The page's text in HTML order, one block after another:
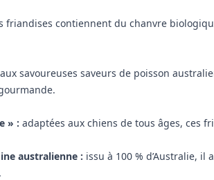
friandises contiennent du chanvre
aux savoureuses saveurs de poisson
» : adaptées aux chiens de tous âges, ces
australienne : issu à 100 % d’Australie,